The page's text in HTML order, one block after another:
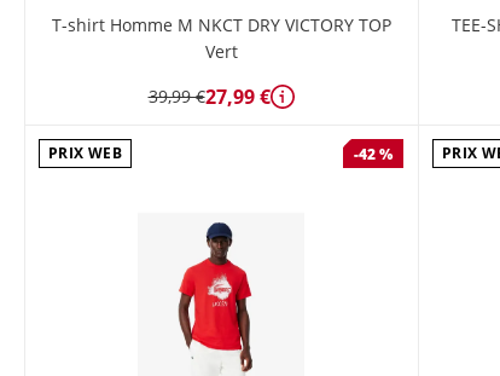
T-shirt Homme M NKCT DRY VICTORY TOP
Vert
39,99 €27,99 € Détails
TEE-
PRIX WEB -42 % PRIX